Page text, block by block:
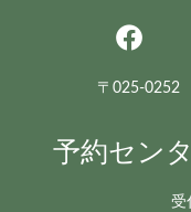
〒025-0252
予約セン
受